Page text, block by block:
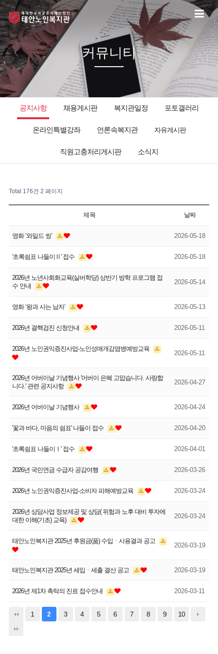
커뮤니티
공지사항 채용게시판 복지관일정 포토갤러리
온라인특별강좌 언론속복지관 자유게시판
직원고충처리게시판 소식지
Total 176건 2 페이지
제목 날짜
영화 ‘와일드 씽’ 2026-05-18
'초록쉼표 나들이Ⅱ' 접수 2026-05-18
2026년 노년사회화교육(실버학당) 상반기 방학 프로그램 접
수 안내
2026-05-14
영화 ‘왕과 사는 남자’ 2026-05-13
2026년 결핵검진 신청안내 2026-05-11
2026년 노인권익증진사업-노인성매개감염병예방교육
2026-05-11
2026년 어버이날 기념행사 '어버이 은혜 고맙습니다. 사랑합
니다.' 관련 공지사항
2026-04-27
2026년 어버이날 기념행사 2026-04-24
'꽃과 바다, 마음의 쉼표' 나들이 접수 2026-04-20
'초록쉼표 나들이Ⅰ' 접수 2026-04-01
2026년 국민연금 수급자 공감여행 2026-03-26
2026년 노인권익증진사업-소비자 피해예방교육 2026-03-24
2026년 상담사업 정보제공 및 상담( 위험과 노후 대비 투자에
대한 이해(기초) 교육)
2026-03-24
태안노인복지관 2025년 후원금(품) 수입ㆍ사용결과 공고
2026-03-19
태안노인복지관 2025년 세입ㆍ세출 결산 공고 2026-03-19
2026년 제1차 촉탁의 진료 접수안내 2026-03-11
1 2 3 4 5 6 7 8 9 10